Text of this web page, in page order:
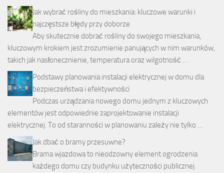
Jak wybrać rośliny do mieszkania: kluczowe warunki i
najczęstsze błędy przy doborze
Aby skutecznie dobrać rośliny do swojego mieszkania,
kluczowym krokiem jest zrozumienie panujących w nim warunków,
takich jak nasłonecznienie, temperatura oraz wilgotność …
Podstawy planowania instalacji elektrycznej w domu dla
bezpieczeństwa i efektywności
Podczas urządzania nowego domu jednym z kluczowych
elementów jest odpowiednie zaprojektowanie instalacji
elektrycznej. To od staranności w planowaniu zależy nie tylko …
Jak dbać o bramy przesuwne?
Brama wjazdowa to nieodzowny element ogrodzenia
każdego domu czy budynku użyteczności publicznej.